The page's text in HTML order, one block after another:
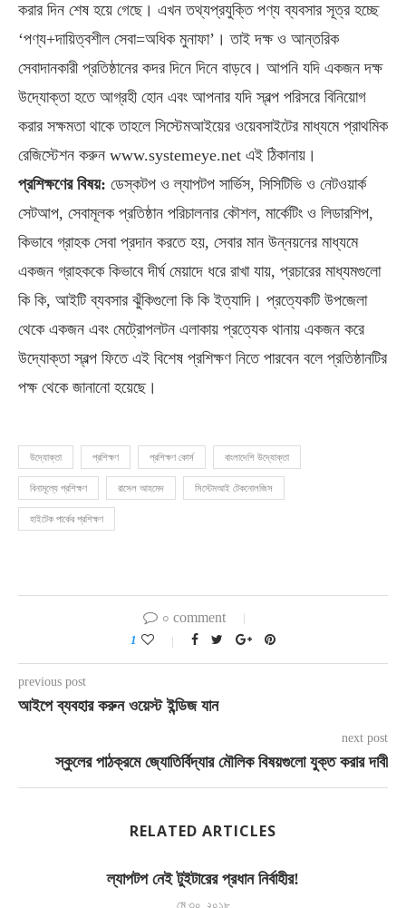
করার দিন শেষ হয়ে গেছে। এখন তথ্যপ্রযুক্তি পণ্য ব্যবসার সূত্র হচ্ছে
‘পণ্য+দায়িত্বশীল সেবা=অধিক মুনাফা’। তাই দক্ষ ও আন্তরিক
সেবাদানকারী প্রতিষ্ঠানের কদর দিনে দিনে বাড়বে। আপনি যদি একজন দক্ষ
উদ্যোক্তা হতে আগ্রহী হোন এবং আপনার যদি স্বল্প পরিসরে বিনিয়োগ
করার সক্ষমতা থাকে তাহলে সিস্টেমআইয়ের ওয়েবসাইটের মাধ্যমে প্রাথমিক
রেজিস্টেশন করুন www.systemeye.net এই ঠিকানায়।
প্রশিক্ষণের বিষয়: ডেস্কটপ ও ল্যাপটপ সার্ভিস, সিসিটিভি ও নেটওয়ার্ক
সেটআপ, সেবামূলক প্রতিষ্ঠান পরিচালনার কৌশল, মার্কেটিং ও লিডারশিপ,
কিভাবে গ্রাহক সেবা প্রদান করতে হয়, সেবার মান উন্নয়নের মাধ্যমে
একজন গ্রাহককে কিভাবে দীর্ঘ মেয়াদে ধরে রাখা যায়, প্রচারের মাধ্যমগুলো
কি কি, আইটি ব্যবসার ঝুঁকিগুলো কি কি ইত্যাদি। প্রত্যেকটি উপজেলা
থেকে একজন এবং মেট্রোপলটন এলাকায় প্রত্যেক থানায় একজন করে
উদ্যোক্তা স্বল্প ফিতে এই বিশেষ প্রশিক্ষণ নিতে পারবেন বলে প্রতিষ্ঠানটির
পক্ষ থেকে জানানো হয়েছে।
উদ্যোক্তা প্রশিক্ষণ প্রশিক্ষণ কোর্স বাংলাদেশি উদ্যোক্তা
বিনামূল্যে প্রশিক্ষণ রাসেল আহমেদ সিস্টেমআই টেকনোলজিস
হাইটেক পার্কের প্রশিক্ষণ
০ comment
1
previous post
আইপে ব্যবহার করুন ওয়েস্ট ইন্ডিজ যান
next post
স্কুলের পাঠক্রমে জ্যোতির্বিদ্যার মৌলিক বিষয়গুলো যুক্ত করার দাবী
RELATED ARTICLES
ল্যাপটপ নেই টুইটারের প্রধান নির্বাহীর!
মে ৩০, ২০১৮